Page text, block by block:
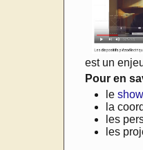
est un
Pour en
le
la
les
les